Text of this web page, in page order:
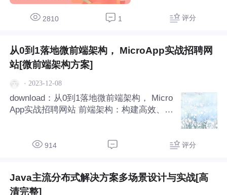
2810 1 评分
从0到1落地微前端架构， MicroApp实战招聘网
站[微前端架构方案]
· 2023-12-08
download：从0到1落地微前端架构， Micro
App实战招聘网站 前端架构：构建高效、可
也日益凸显。一个优秀的前端架构能够进步
914 评分
Java主流分布式解决方案多场景设计与实战[高
清完整]